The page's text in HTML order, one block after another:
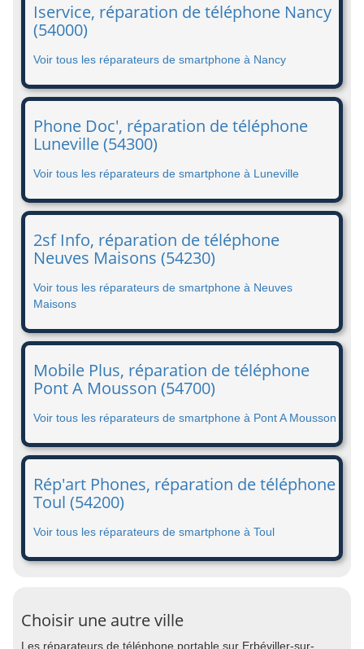
Iservice, réparation de téléphone Nancy
(54000)
Voir tous les réparateurs de smartphone à Nancy
Phone Doc', réparation de téléphone
Luneville (54300)
Voir tous les réparateurs de smartphone à Luneville
2sf Info, réparation de téléphone
Neuves Maisons (54230)
Voir tous les réparateurs de smartphone à Neuves
Maisons
Mobile Plus, réparation de téléphone
Pont A Mousson (54700)
Voir tous les réparateurs de smartphone à Pont A Mousson
Rép'art Phones, réparation de téléphone
Toul (54200)
Voir tous les réparateurs de smartphone à Toul
Choisir une autre ville
Les réparateurs de téléphone portable sur Erbéviller-sur-